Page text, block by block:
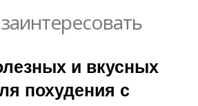
и вкусных
похудения с